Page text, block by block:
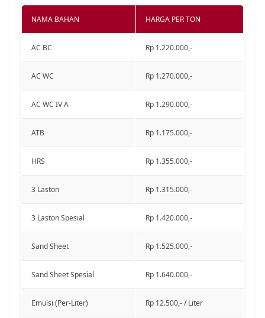
NAMA BAHAN HARGA PER TON
AC BC Rp 1.220.000,-
AC WC Rp 1.270.000,-
AC WC IV A Rp 1.290.000,-
ATB Rp 1.175.000,-
HRS Rp 1.355.000,-
3 Laston Rp 1.315.000,-
3 Laston Spesial Rp 1.420.000,-
Sand Sheet Rp 1.525.000,-
Sand Sheet Spesial Rp 1.640.000,-
Emulsi (Per-Liter) Rp 12.500,- / Liter